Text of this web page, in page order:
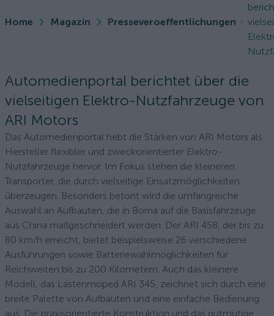
Home Magazin Presseveroeffentlichungen
Automedienportal berichtet über die
vielseitigen Elektro-Nutzfahrzeuge von
ARI Motors
Das Automedienportal hebt die Stärken von ARI Motors als
Hersteller flexibler und zweckorientierter Elektro-
Nutzfahrzeuge hervor. Im Fokus stehen die kleineren
Transporter, die durch vielseitige Einsatzmöglichkeiten
überzeugen. Besonders betont wird die umfangreiche
Auswahl an Aufbauten, die in Borna auf die Basisfahrzeuge
aus China maßgeschneidert werden. Der ARI 458, der bis zu
80 km/h erreicht, bietet beispielsweise 26 verschiedene
Ausführungen sowie Batteriewahlmöglichkeiten für
Reichweiten bis zu 200 Kilometern. Auch das kleinere
Modell, das Lastenmoped ARI 345, zeichnet sich durch eine
breite Palette von Aufbauten und eine einfache Bedienung
aus. Die praxisorientierte Konstruktion und das gutmütige